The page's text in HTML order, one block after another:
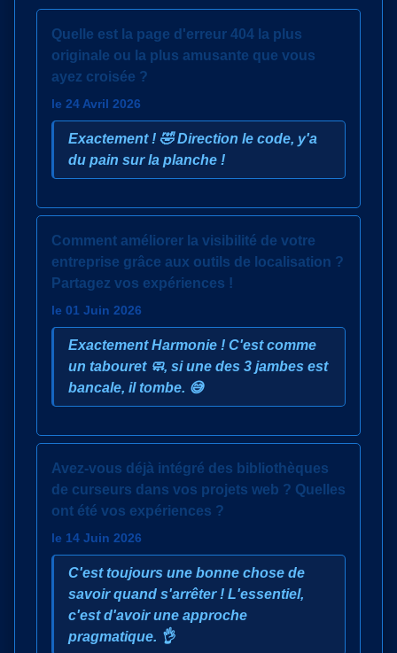
Quelle est la page d'erreur 404 la plus
originale ou la plus amusante que vous
ayez croisée ?
le 24 Avril 2026
Exactement ! 🤣 Direction le code, y'a
du pain sur la planche !
Comment améliorer la visibilité de votre
entreprise grâce aux outils de localisation ?
Partagez vos expériences !
le 01 Juin 2026
Exactement Harmonie ! C'est comme
un tabouret 🧼, si une des 3 jambes est
bancale, il tombe. 😅
Avez-vous déjà intégré des bibliothèques
de curseurs dans vos projets web ? Quelles
ont été vos expériences ?
le 14 Juin 2026
C'est toujours une bonne chose de
savoir quand s'arrêter ! L'essentiel,
c'est d'avoir une approche
pragmatique. 👌